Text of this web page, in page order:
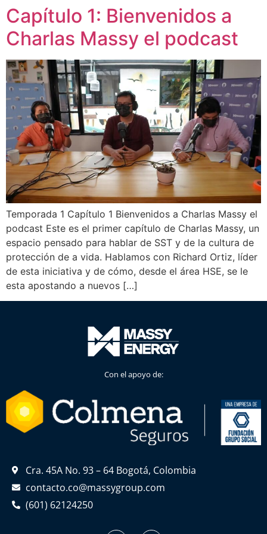
Capítulo 1: Bienvenidos a
Charlas Massy el podcast
Temporada 1 Capítulo 1 Bienvenidos a Charlas Massy el
podcast Este es el primer capítulo de Charlas Massy, un
espacio pensado para hablar de SST y de la cultura de
protección de a vida. Hablamos con Richard Ortiz, líder
de esta iniciativa y de cómo, desde el área HSE, se le
esta apostando a nuevos […]
Con el apoyo de:
Cra. 45A No. 93 – 64 Bogotá, Colombia
contacto.co@massygroup.com
(601) 62124250